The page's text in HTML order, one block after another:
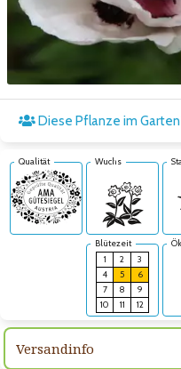
Diese Pflanze im
Qualität Wuchs
Blütezeit
1
2
3
4
5
6
7
8
9
10
11 12
Versandinfo